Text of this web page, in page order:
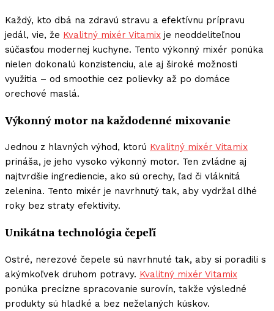
Každý, kto dbá na zdravú stravu a efektívnu prípravu
jedál, vie, že Kvalitný mixér Vitamix je neoddeliteľnou
súčasťou modernej kuchyne. Tento výkonný mixér ponúka
nielen dokonalú konzistenciu, ale aj široké možnosti
využitia – od smoothie cez polievky až po domáce
orechové maslá.
Výkonný motor na každodenné mixovanie
Jednou z hlavných výhod, ktorú Kvalitný mixér Vitamix
prináša, je jeho vysoko výkonný motor. Ten zvládne aj
najtvrdšie ingrediencie, ako sú orechy, ľad či vláknitá
zelenina. Tento mixér je navrhnutý tak, aby vydržal dlhé
roky bez straty efektivity.
Unikátna technológia čepeľí
Ostré, nerezové čepele sú navrhnuté tak, aby si poradili s
akýmkoľvek druhom potravy. Kvalitný mixér Vitamix
ponúka precízne spracovanie surovín, takže výsledné
produkty sú hladké a bez neželaných kúskov.